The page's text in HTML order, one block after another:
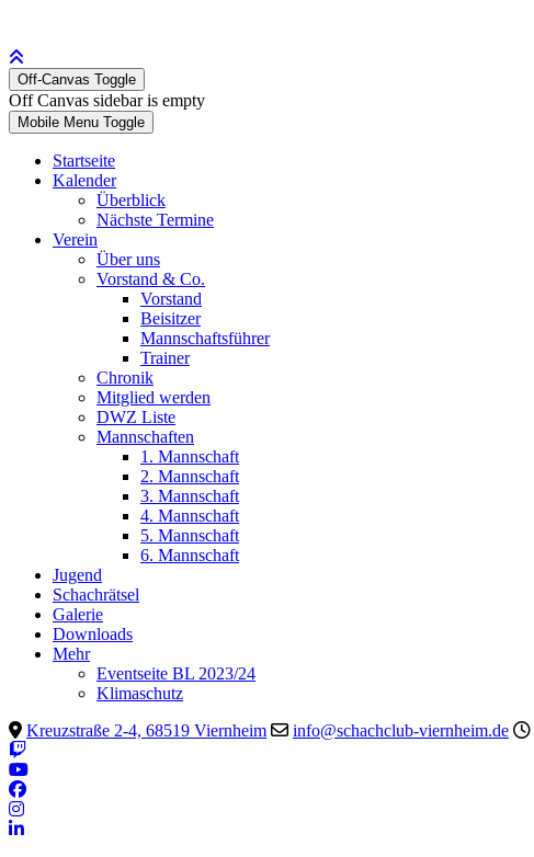
Off-Canvas Toggle
Off Canvas sidebar is empty
Mobile Menu Toggle
Startseite
Kalender
Überblick
Nächste Termine
Verein
Über uns
Vorstand & Co.
Vorstand
Beisitzer
Mannschaftsführer
Trainer
Chronik
Mitglied werden
DWZ Liste
Mannschaften
1. Mannschaft
2. Mannschaft
3. Mannschaft
4. Mannschaft
5. Mannschaft
6. Mannschaft
Jugend
Schachrätsel
Galerie
Downloads
Mehr
Eventseite BL 2023/24
Klimaschutz
Kreuzstraße 2-4, 68519 Viernheim
info@schachclub-viernheim.de